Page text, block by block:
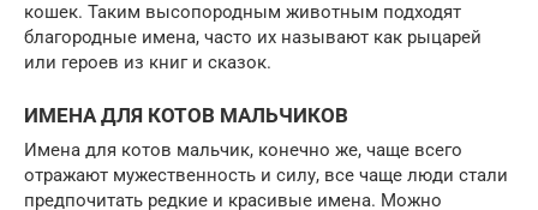
кошек. Таким высопородным животным подходят
благородные имена, часто их называют как рыцарей
или героев из книг и сказок.
ИМЕНА ДЛЯ КОТОВ МАЛЬЧИКОВ
Имена для котов мальчик, конечно же, чаще всего
отражают мужественность и силу, все чаще люди стали
предпочитать редкие и красивые имена. Можно